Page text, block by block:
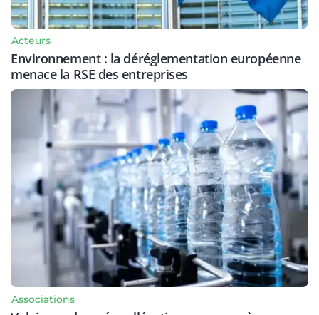
Acteurs
Environnement : la déréglementation européenne
menace la RSE des entreprises
Associations